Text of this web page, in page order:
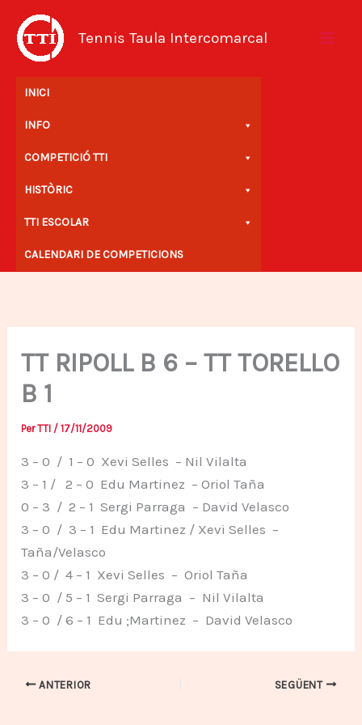
contingut
Tennis Taula Intercomarcal
INICI
INFO
COMPETICIÓ TTI
HISTÒRIC
TTI ESCOLAR
CALENDARI DE COMPETICIONS
TT RIPOLL B 6 – TT TORELLO
B 1
Per TTI /17/11/2009
3 – 0 / 1 – 0 Xevi Selles – Nil Vilalta
3 – 1 / 2 – 0 Edu Martinez – Oriol Taña
0 – 3 / 2 – 1 Sergi Parraga – David Velasco
3 – 0 / 3 – 1 Edu Martinez / Xevi Selles –
Taña/Velasco
3 – 0 / 4 – 1 Xevi Selles – Oriol Taña
3 – 0 / 5 – 1 Sergi Parraga – Nil Vilalta
3 – 0 / 6 – 1 Edu ;Martinez – David Velasco
ANTERIOR SEGÜENT